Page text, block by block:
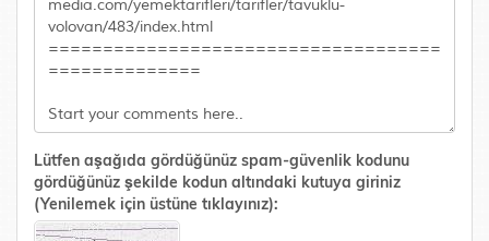
Lütfen aşağıda gördüğünüz spam-güvenlik kodunu
gördüğünüz şekilde kodun altındaki kutuya giriniz
(Yenilemek için üstüne tıklayınız):